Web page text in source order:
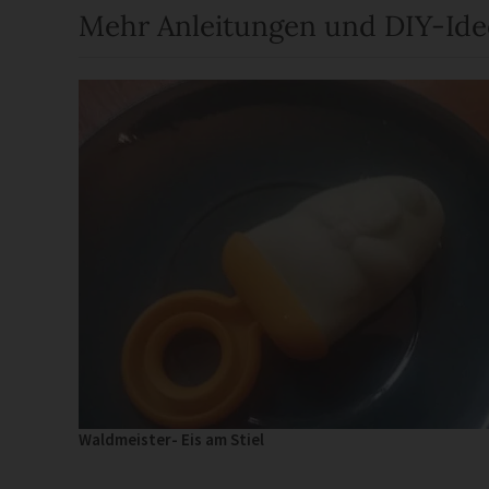
Mehr Anleitungen und DIY-
Waldmeister- Eis am Stiel